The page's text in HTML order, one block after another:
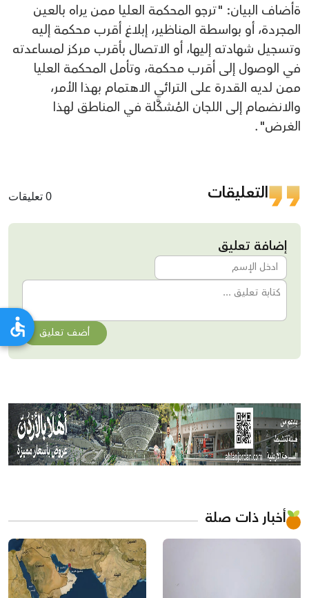
ةأضاف البيان: "ترجو المحكمة العليا ممن يراه بالعين
المجردة، أو بواسطة المناظير، إبلاغ أقرب محكمة إليه
وتسجيل شهادته إليها، أو الاتصال بأقرب مركز لمساعدته
في الوصول إلى أقرب محكمة، وتأمل المحكمة العليا
ممن لديه القدرة على الترائي الاهتمام بهذا الأمر،
والانضمام إلى اللجان المُشكَّلة في المناطق لهذا
الغرض".
التعليقات 0 تعليقات
إضافة تعليق
أضف تعليق
أخبار ذات صلة